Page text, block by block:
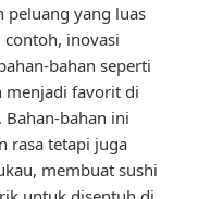
peluang yang luas
contoh, inovasi
bahan seperti
menjadi favorit di
bahan ini
rasa tetapi juga
membuat sushi